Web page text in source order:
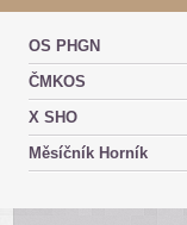
OS PHGN
ČMKOS
X SHO
Měsíčník Horník